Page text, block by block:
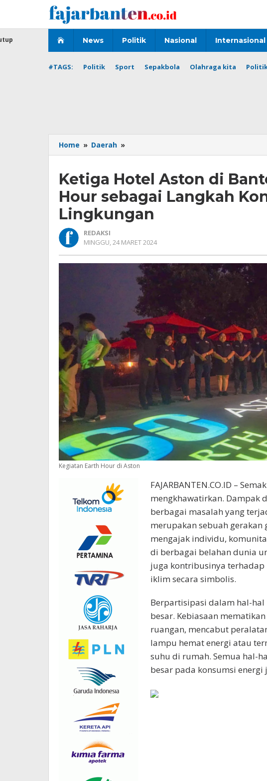
News Politik Nasional Internasional
#TAGS: Politik Sport Sepakbola Olahraga kita
Home » Daerah »
Hotel
di
Banten
Menggelar
Earth
Hour
Langkah
Pelestarian
Lingkungan
Ketiga Hotel Aston di
Hour sebagai Langkah
Lingkungan
REDAKSI
MINGGU, 24 MARET 2024
Kegiatan Earth Hour di Aston
FAJARBANTEN.CO.ID –
mengkhawatirkan. Dampak
berbagai masalah yang
merupakan sebuah
mengajak individu,
di berbagai belahan dunia
juga kontribusinya
iklim secara simbolis.
Berpartisipasi dalam hal-
besar. Kebiasaan
ruangan, mencabut
lampu hemat energi atau
suhu di rumah. Semua hal-
besar pada konsumsi